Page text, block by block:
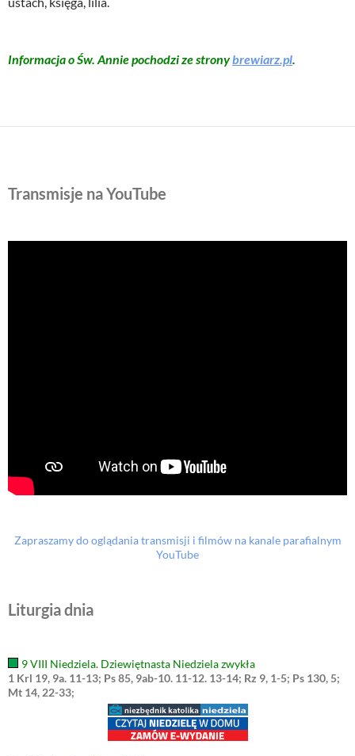
Informacja o Św. Annie pochodzi ze stronybrewiarz.pl.
Transmisje na YouTube
Zapraszamy do oglądania transmisji i filmów na kanale parafialnym
YouTube
Liturgia dnia
9 VIII Niedziela. Dziewiętnasta Niedziela zwykła
1 Krl 19, 9a. 11-13; Ps 85, 9ab-10. 11-12. 13-14; Rz 9, 1-5; Ps 130, 5;
Mt 14, 22-33;